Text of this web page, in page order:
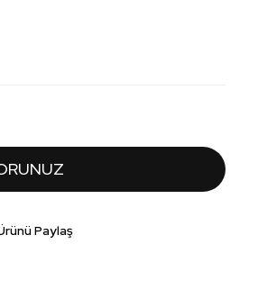
Paylaş